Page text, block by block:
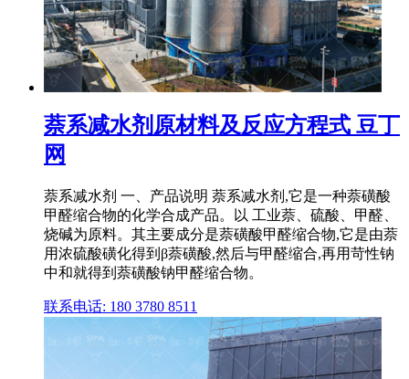
萘系减水剂原材料及反应方程式 豆丁
网
萘系减水剂 一、产品说明 萘系减水剂,它是一种萘磺酸
甲醛缩合物的化学合成产品。以 工业萘、硫酸、甲醛、
烧碱为原料。其主要成分是萘磺酸甲醛缩合物,它是由萘
用浓硫酸磺化得到β萘磺酸,然后与甲醛缩合,再用苛性钠
中和就得到萘磺酸钠甲醛缩合物。
联系电话: 180 3780 8511